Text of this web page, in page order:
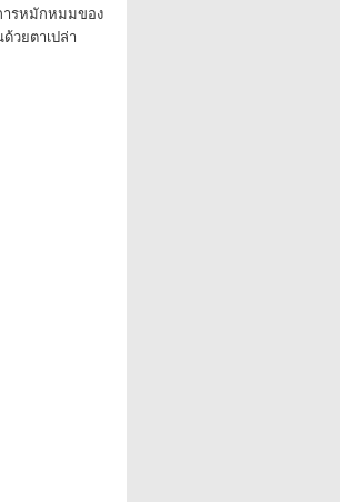
ารหมักหมมของ
วยตาเปล่า